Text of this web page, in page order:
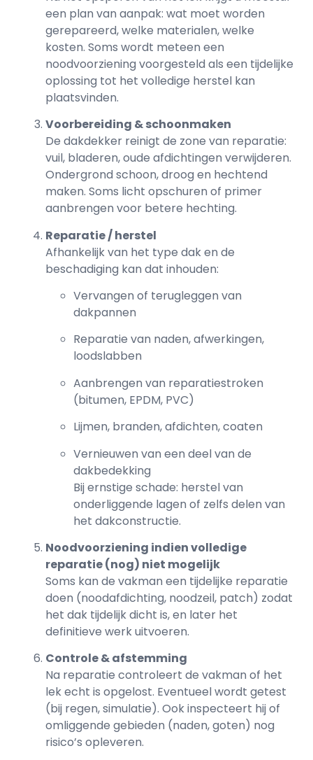
een plan van aanpak: wat moet worden
gerepareerd, welke materialen, welke
kosten. Soms wordt meteen een
noodvoorziening voorgesteld als een tijdelijke
oplossing tot het volledige herstel kan
plaatsvinden.
Voorbereiding & schoonmaken
De dakdekker reinigt de zone van reparatie:
vuil, bladeren, oude afdichtingen verwijderen.
Ondergrond schoon, droog en hechtend
maken. Soms licht opschuren of primer
aanbrengen voor betere hechting.
Reparatie / herstel
Afhankelijk van het type dak en de
beschadiging kan dat inhouden:
Vervangen of terugleggen van
dakpannen
Reparatie van naden, afwerkingen,
loodslabben
Aanbrengen van reparatiestroken
(bitumen, EPDM, PVC)
Lijmen, branden, afdichten, coaten
Vernieuwen van een deel van de
dakbedekking
Bij ernstige schade: herstel van
onderliggende lagen of zelfs delen van
het dakconstructie.
Noodvoorziening indien volledige
reparatie (nog) niet mogelijk
Soms kan de vakman een tijdelijke reparatie
doen (noodafdichting, noodzeil, patch) zodat
het dak tijdelijk dicht is, en later het
definitieve werk uitvoeren.
Controle & afstemming
Na reparatie controleert de vakman of het
lek echt is opgelost. Eventueel wordt getest
(bij regen, simulatie). Ook inspecteert hij of
omliggende gebieden (naden, goten) nog
risico’s opleveren.